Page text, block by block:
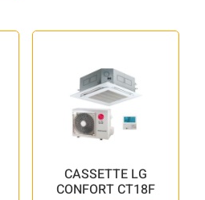
CASSETTE LG
CONFORT CT18F